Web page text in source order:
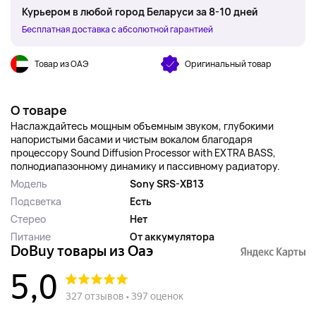
Курьером в любой город Беларуси за 8-10 дней
Бесплатная доставка с абсолютной гарантией
Товар из ОАЭ Оригинальный товар
О товаре
Наслаждайтесь мощным объемным звуком, глубокими
напористыми басами и чистым вокалом благодаря
процессору Sound Diffusion Processor with EXTRA BASS,
полнодиапазонному динамику и пассивному радиатору.
Модель
Sony SRS-XB13
Подсветка
Есть
Стерео
Нет
Питание
От аккумулятора